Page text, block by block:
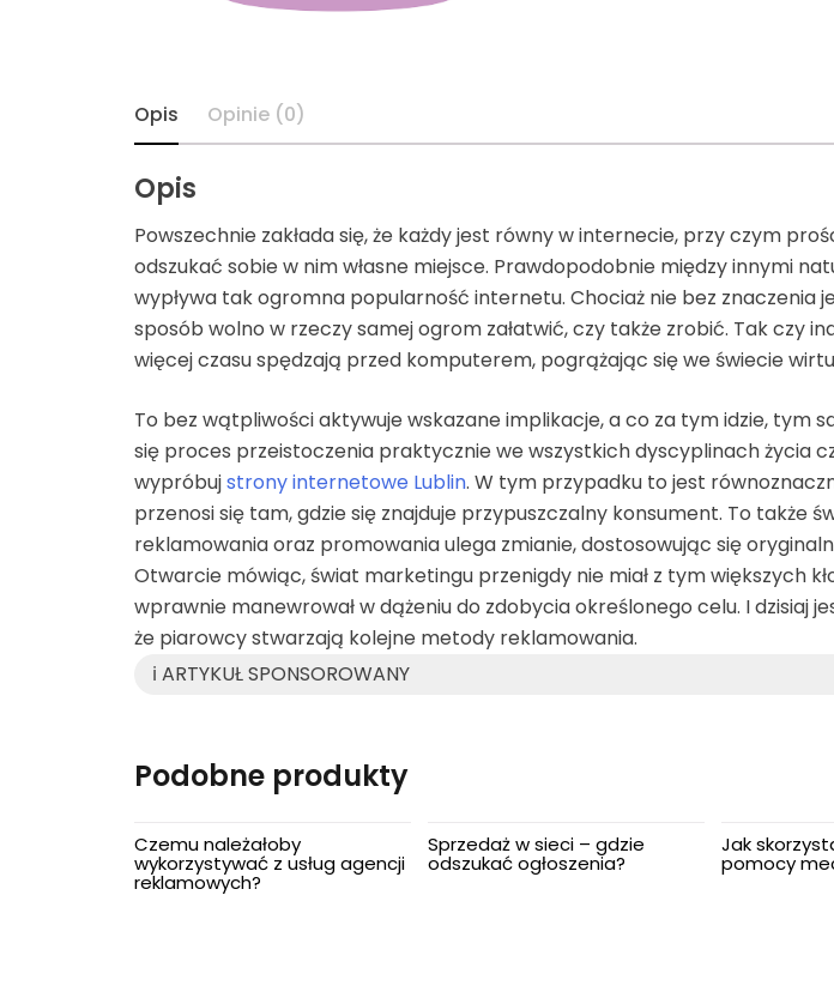
Prawo
Rozrywka
Sport
Turystyka
Uroda
Usługi
Usługi dla ludności
Opis Opinie (0)
Opis
Powszechnie zakłada się, że każdy jest równy w internecie, przy czym
odszukać sobie w nim własne miejsce. Prawdopodobnie między innymi
wypływa tak ogromna popularność internetu. Chociaż nie bez znaczenia
sposób wolno w rzeczy samej ogrom załatwić, czy także zrobić. Tak czy
więcej czasu spędzają przed komputerem, pogrążając się we świecie
To bez wątpliwości aktywuje wskazane implikacje, a co za tym idzie, tym
się proces przeistoczenia praktycznie we wszystkich dyscyplinach życia
wypróbujstrony internetowe Lublin. W tym przypadku to jest
przenosi się tam, gdzie się znajduje przypuszczalny konsument. To także
reklamowania oraz promowania ulega zmianie, dostosowując się
Otwarcie mówiąc, świat marketingu przenigdy nie miał z tym większych
wprawnie manewrował w dążeniu do zdobycia określonego celu. I dzisiaj
że piarowcy stwarzają kolejne metody reklamowania.
ℹ️ ARTYKUŁ SPONSOROWANY
Podobne produkty
Czemu należałoby
wykorzystywać z usług agencji
reklamowych?
Sprzedaż w sieci – gdzie
odszukać ogłoszenia?
Jak
pomocy